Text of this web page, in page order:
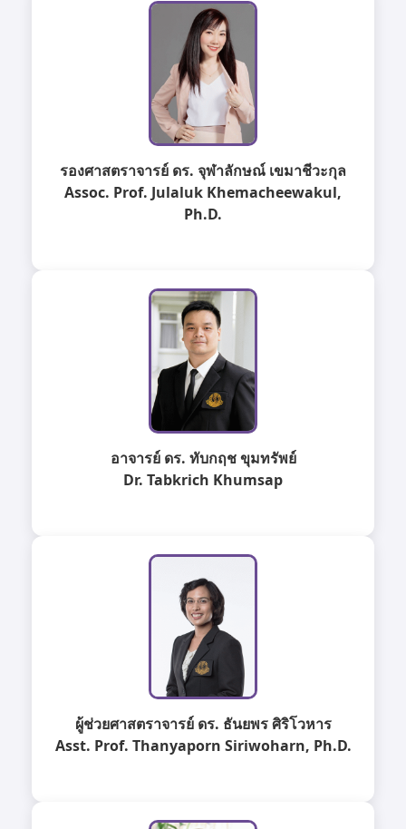
รองศาสตราจารย์ ดร. จุฬาลักษณ์ เขมาชีวะกุล
Assoc. Prof. Julaluk Khemacheewakul,
Ph.D.
อาจารย์ ดร. ทับกฤช ขุมทรัพย์
Dr. Tabkrich Khumsap
ผู้ช่วยศาสตราจารย์ ดร. ธันยพร ศิริโวหาร
Asst. Prof. Thanyaporn Siriwoharn, Ph.D.